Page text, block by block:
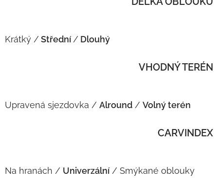
Krátký / Střední / Dlouhý
VHODNÝ TERÉN
Upravená sjezdovka / Alround / Volný terén
CARVINDEX
Na hranách / Univerzální/ Smýkané oblouky